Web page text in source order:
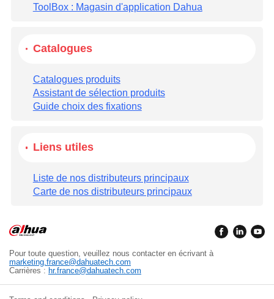
ToolBox : Magasin d'application Dahua
Catalogues
Catalogues produits
Assistant de sélection produits
Guide choix des fixations
Liens utiles
Liste de nos distributeurs principaux
Carte de nos distributeurs principaux
Pour toute question, veuillez nous contacter en écrivant à
marketing.france@dahuatech.com
Carrières : hr.france@dahuatech.com